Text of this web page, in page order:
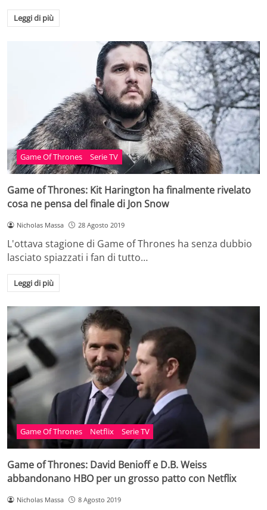
Leggi di più
Game Of Thrones Serie TV
Game of Thrones: Kit Harington ha finalmente rivelato
cosa ne pensa del finale di Jon Snow
Nicholas Massa 28 Agosto 2019
L'ottava stagione di Game of Thrones ha senza dubbio
lasciato spiazzati i fan di tutto…
Leggi di più
Game Of Thrones Netflix Serie TV
Game of Thrones: David Benioff e D.B. Weiss
abbandonano HBO per un grosso patto con Netflix
Nicholas Massa 8 Agosto 2019